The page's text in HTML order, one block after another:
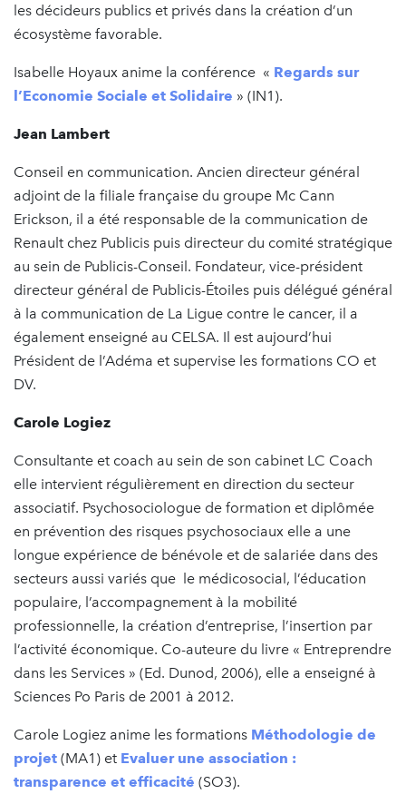
les décideurs publics et privés dans la création d’un
écosystème favorable.
Isabelle Hoyaux anime la conférence « Regards sur
l’Economie Sociale et Solidaire » (IN1).
Jean Lambert
Conseil en communication. Ancien directeur général
adjoint de la filiale française du groupe Mc Cann
Erickson, il a été responsable de la communication de
Renault chez Publicis puis directeur du comité stratégique
au sein de Publicis-Conseil. Fondateur, vice-président
directeur général de Publicis-Étoiles puis délégué général
à la communication de La Ligue contre le cancer, il a
également enseigné au CELSA. Il est aujourd’hui
Président de l’Adéma et supervise les formations CO et
DV.
Carole Logiez
Consultante et coach au sein de son cabinet LC Coach
elle intervient régulièrement en direction du secteur
associatif. Psychosociologue de formation et diplômée
en prévention des risques psychosociaux elle a une
longue expérience de bénévole et de salariée dans des
secteurs aussi variés que le médicosocial, l’éducation
populaire, l’accompagnement à la mobilité
professionnelle, la création d’entreprise, l’insertion par
l’activité économique. Co-auteure du livre « Entreprendre
dans les Services » (Ed. Dunod, 2006), elle a enseigné à
Sciences Po Paris de 2001 à 2012.
Carole Logiez anime les formations Méthodologie de
projet (MA1) et Evaluer une association :
transparence et efficacité (SO3).